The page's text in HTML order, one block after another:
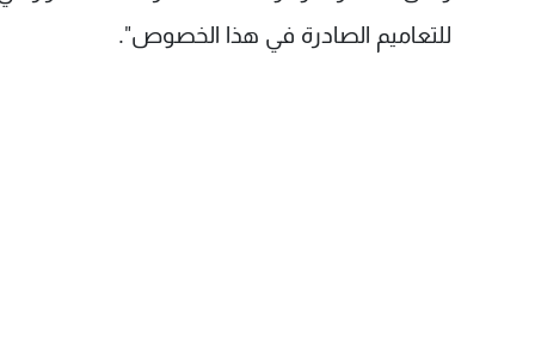
للتعاميم الصادرة في هذا الخصوص".